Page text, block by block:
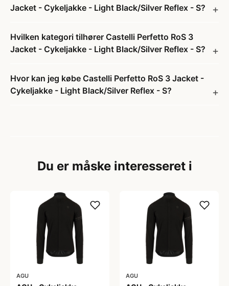
Jacket - Cykeljakke - Light Black/Silver Reflex - S?
Hvilken kategori tilhører Castelli Perfetto RoS 3
Jacket - Cykeljakke - Light Black/Silver Reflex - S?
Hvor kan jeg købe Castelli Perfetto RoS 3 Jacket -
Cykeljakke - Light Black/Silver Reflex - S?
Du er måske interesseret i
AGU AGU